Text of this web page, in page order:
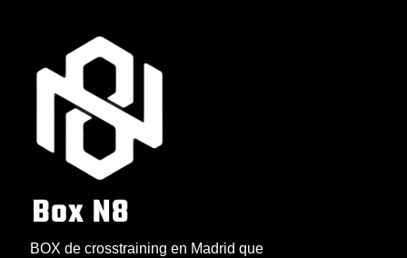
BOX de crosstraining en Madrid que